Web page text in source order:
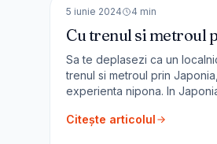
5 iunie 2024 4 min
Cu trenul si metroul
Sa te deplasezi ca un
trenul si metroul prin
experienta nipona. In
rețea complexă de căi
Citește articolul